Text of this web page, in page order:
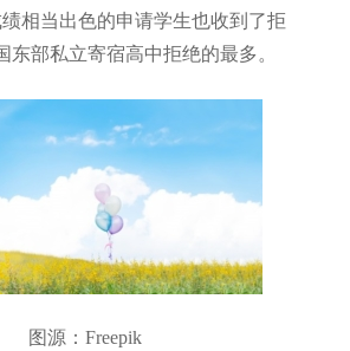
相当出色的申请学生也收到了拒
东部私立寄宿高中拒绝的最多。
图源：Freepik